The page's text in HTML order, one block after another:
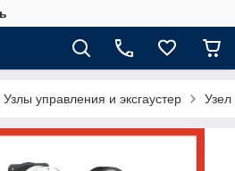
Узлы управления и эксгаустер